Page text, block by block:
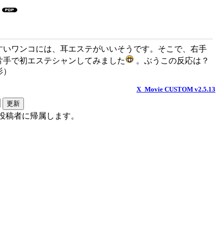
いワンコには、耳エステがいいそうです。そこで、右手
で初エステシャンしてみました
。ぶうこの反応は？
X_Movie CUSTOM v2.5.13
者に帰属します。